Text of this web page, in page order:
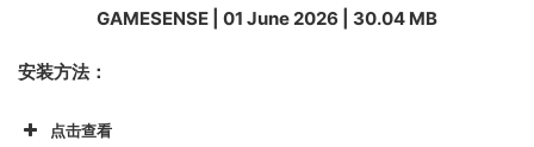
GAMESENSE | 01 June 2026 | 30.04 MB
安装方法：
点击查看